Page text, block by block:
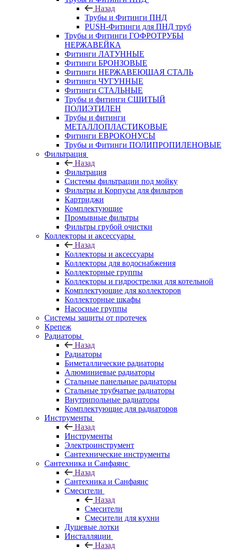
Назад
Трубы и Фитинги ПНД
PUSH-Фитинги для ПНД труб
Трубы и Фитинги ГОФРОТРУБЫ
НЕРЖАВЕЙКА
Фитинги ЛАТУННЫЕ
Фитинги БРОНЗОВЫЕ
Фитинги НЕРЖАВЕЮЩАЯ СТАЛЬ
Фитинги ЧУГУННЫЕ
Фитинги СТАЛЬНЫЕ
Трубы и фитинги СШИТЫЙ
ПОЛИЭТИЛЕН
Трубы и фитинги
МЕТАЛЛОПЛАСТИКОВЫЕ
Фитинги ЕВРОКОНУСЫ
Трубы и Фитинги ПОЛИПРОПИЛЕНОВЫЕ
Фильтрация
Назад
Фильтрация
Системы фильтрации под мойку
Фильтры и Корпусы для фильтров
Картриджи
Комплектующие
Промывные фильтры
Фильтры грубой очистки
Коллекторы и аксессуары
Назад
Коллекторы и аксессуары
Коллекторы для водоснабжения
Коллекторные группы
Коллекторы и гидрострелки для котельной
Комплектующие для коллекторов
Коллекторные шкафы
Насосные группы
Системы защиты от протечек
Крепеж
Радиаторы
Назад
Радиаторы
Биметаллические радиаторы
Алюминиевые радиаторы
Стальные панельные радиаторы
Стальные трубчатые радиаторы
Внутрипольные радиаторы
Комплектующие для радиаторов
Инструменты
Назад
Инструменты
Электроинструмент
Сантехнические инструменты
Сантехника и Санфаянс
Назад
Сантехника и Санфаянс
Смесители
Назад
Смесители
Смесители для кухни
Душевые лотки
Инсталляции
Назад